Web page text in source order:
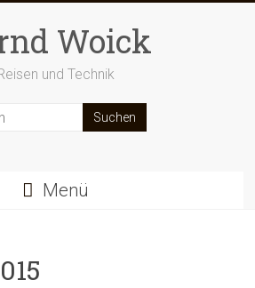
Woick
und Technik
Menü